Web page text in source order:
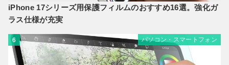
iPhone 17シリーズ用保護フィルムのおすすめ16選。強化ガ
ラス仕様が充実
6 パソコン・スマートフォン